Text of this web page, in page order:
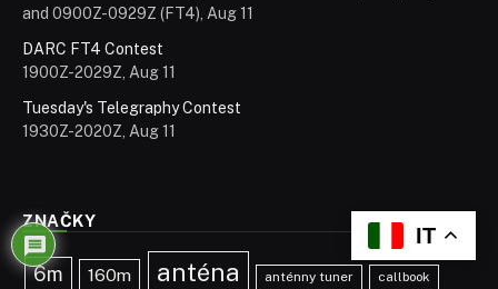
and 0900Z-0929Z (FT4), Aug 11
DARC FT4 Contest
1900Z-2029Z, Aug 11
Tuesday's Telegraphy Contest
1930Z-2020Z, Aug 11
ZNAČKY
6m 160m anténa anténny tuner callbook
IT